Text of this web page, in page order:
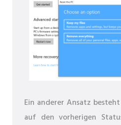
Ein anderer Ansatz
auf den vorherigen